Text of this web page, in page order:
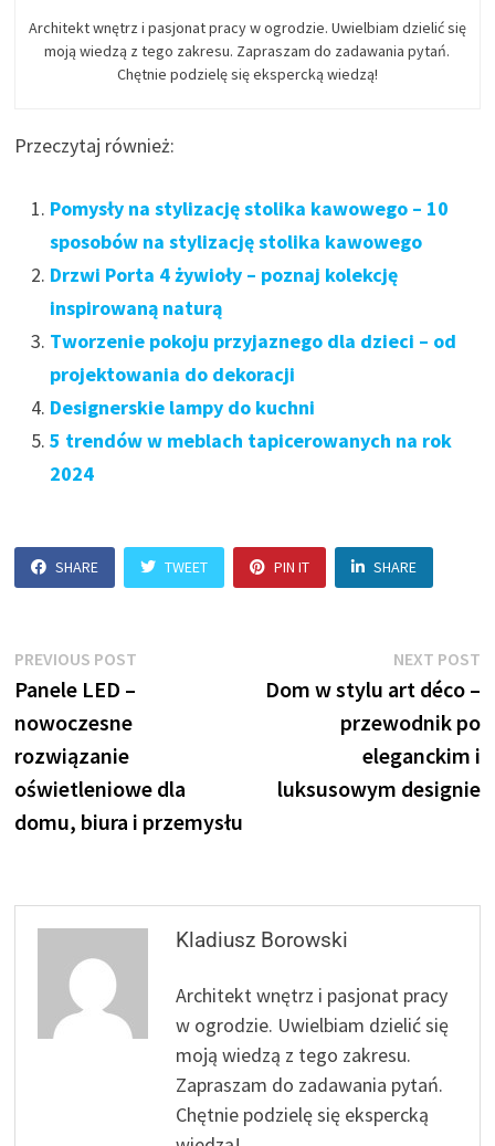
Architekt wnętrz i pasjonat pracy w ogrodzie. Uwielbiam dzielić się
moją wiedzą z tego zakresu. Zapraszam do zadawania pytań.
Chętnie podzielę się ekspercką wiedzą!
Przeczytaj również:
Pomysły na stylizację stolika kawowego – 10
sposobów na stylizację stolika kawowego
Drzwi Porta 4 żywioły – poznaj kolekcję
inspirowaną naturą
Tworzenie pokoju przyjaznego dla dzieci – od
projektowania do dekoracji
Designerskie lampy do kuchni
5 trendów w meblach tapicerowanych na rok
2024
SHARE TWEET PIN IT SHARE
Nawigacja
wpisu
PREVIOUS POST
Panele LED –
nowoczesne
rozwiązanie
oświetleniowe dla
domu, biura i przemysłu
NEXT POST
Dom w stylu art déco –
przewodnik po
eleganckim i
luksusowym designie
Kladiusz Borowski
Architekt wnętrz i pasjonat pracy
w ogrodzie. Uwielbiam dzielić się
moją wiedzą z tego zakresu.
Zapraszam do zadawania pytań.
Chętnie podzielę się ekspercką